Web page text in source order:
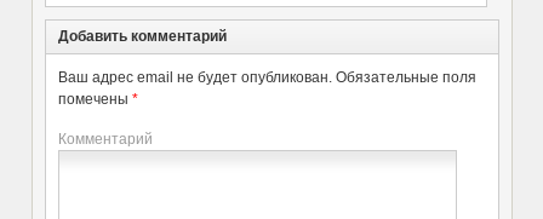
Добавить комментарий
Ваш адрес email не будет опубликован. Обязательные поля
помечены *
Комментарий